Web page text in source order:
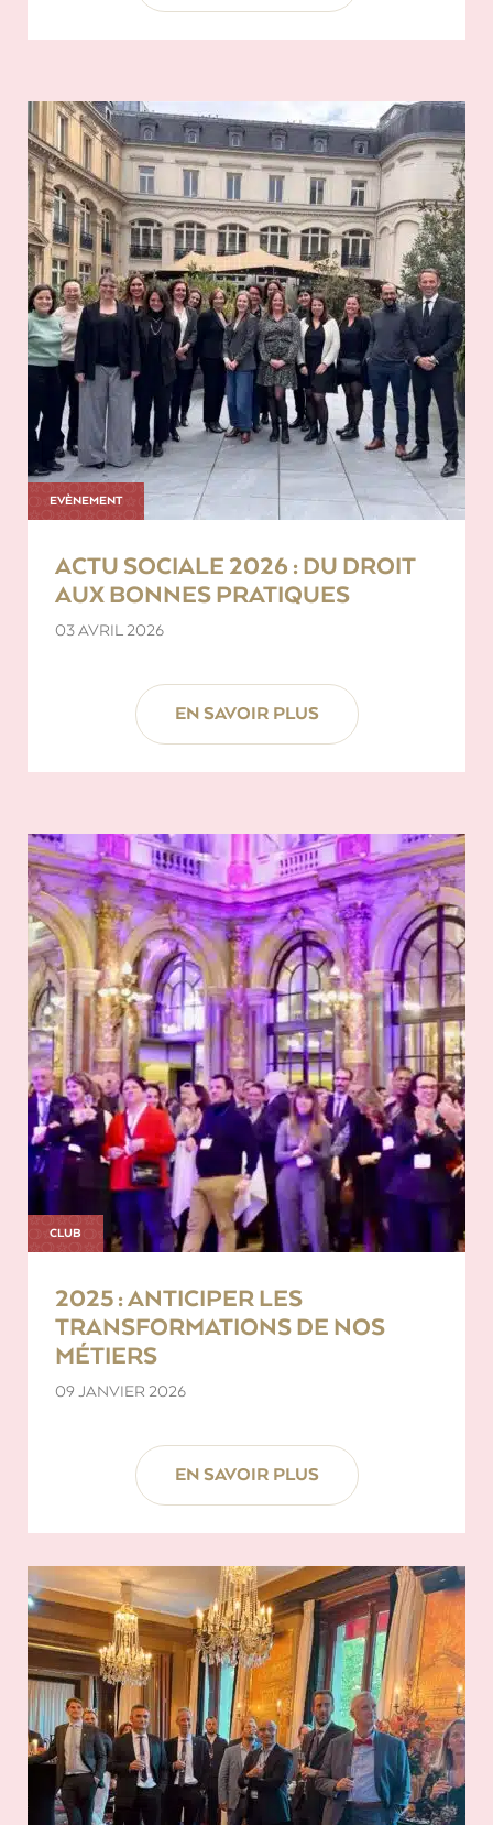
EVÈNEMENT
ACTU SOCIALE 2026 : DU DROIT
AUX BONNES PRATIQUES
03 AVRIL 2026
EN SAVOIR PLUS
CLUB
2025 : ANTICIPER LES
TRANSFORMATIONS DE NOS
MÉTIERS
09 JANVIER 2026
EN SAVOIR PLUS